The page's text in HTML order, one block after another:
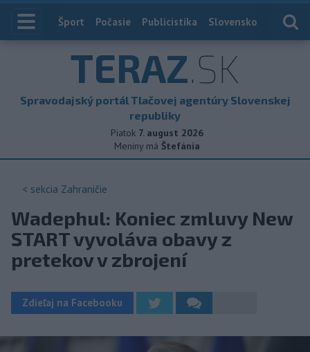
Index
Šport Počasie Publicistika Slovensko
TERAZ.SK
Spravodajský portál Tlačovej agentúry Slovenskej
republiky
Piatok 7. august 2026
Meniny má Štefánia
< sekcia Zahraničie
Wadephul: Koniec zmluvy New
START vyvoláva obavy z
pretekov v zbrojení
Zdieľaj na Facebooku